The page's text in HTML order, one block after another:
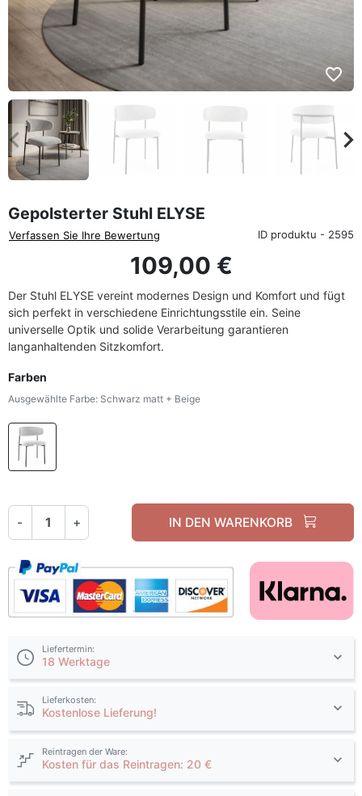
favorite_border
Zurück
Gepolsterter Stuhl ELYSE
Verfassen Sie Ihre Bewertung ID produktu - 2595
109,00 €
Der Stuhl ELYSE vereint modernes Design und Komfort und fügt
sich perfekt in verschiedene Einrichtungsstile ein. Seine
universelle Optik und solide Verarbeitung garantieren
langanhaltenden Sitzkomfort.
Farben
Ausgewählte Farbe: Schwarz matt + Beige
Schwarz matt + Beige
- + IN DEN WARENKORB
Liefertermin:
18 Werktage
Lieferkosten:
Kostenlose Lieferung!
Reintragen der Ware:
Kosten für das Reintragen: 20 €